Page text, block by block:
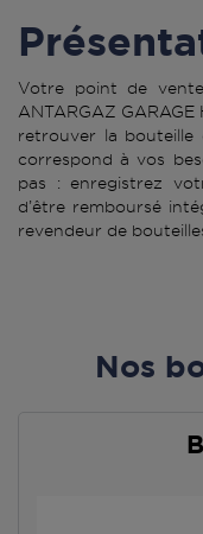
Votre point de
ANTARGAZ
retrouver la bouteille
correspond à vos
pas : enregistrez
d’être remboursé
revendeur de
Nos